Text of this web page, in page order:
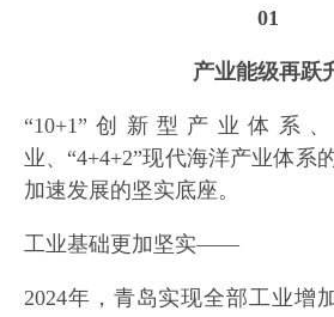
01
产业能级再跃
“10+1”创新型产业体系
业、“4+4+2”现代海洋产业体系
加速发展的坚实底座。
工业基础更加坚实——
2024年，青岛实现全部工业增